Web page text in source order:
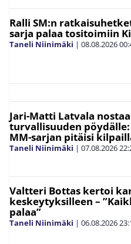
Ralli SM:n
sarja palaa tositoimiin
Taneli Niinimäki | 08.08.2026
Jari-Matti Latvala nostaa
turvallisuuden
MM-sarjan pitäisi
Taneli Niinimäki | 07.08.2026
Valtteri Bottas kertoi
keskeytyksilleen –
palaa”
Taneli Niinimäki | 06.08.2026